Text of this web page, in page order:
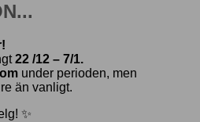
22 /12 – 7/1.
under perioden, men
än vanligt.
✨